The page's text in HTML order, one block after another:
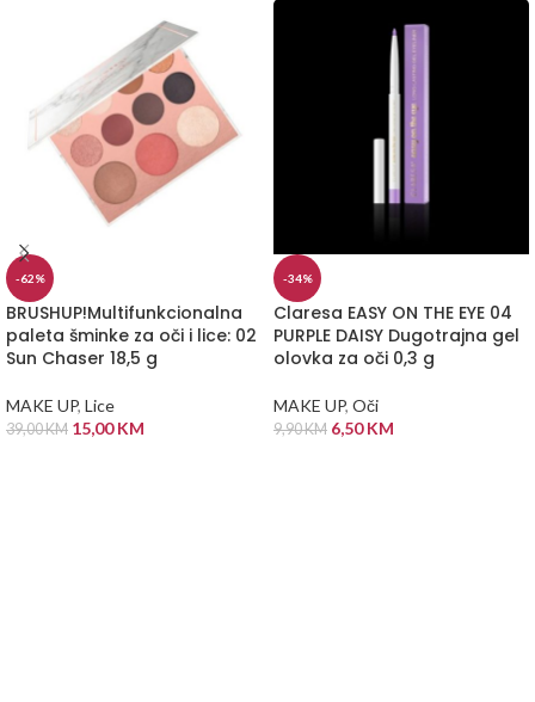
-62%
BRUSHUP!Multifunkcionalna
paleta šminke za oči i lice: 02
Sun Chaser 18,5 g
MAKE UP, Lice
39,00KM 15,00KM
-34%
Claresa EASY ON THE EYE 04
PURPLE DAISY Dugotrajna gel
olovka za oči 0,3 g
MAKE UP, Oči
9,90KM 6,50KM